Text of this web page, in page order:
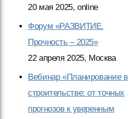
20 мая 2025, online
Форум «РАЗВИТИЕ.
Прочность – 2025»
22 апреля 2025, Москва
Вебинар «Планирование в
строительстве: от точных
прогнозов к уверенным